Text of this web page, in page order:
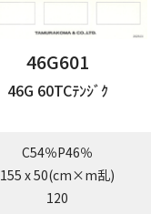
46G601
46G 60TCﾃﾝｼﾞｸ
C54％P46％
155 x 50(cm×m乱)
120